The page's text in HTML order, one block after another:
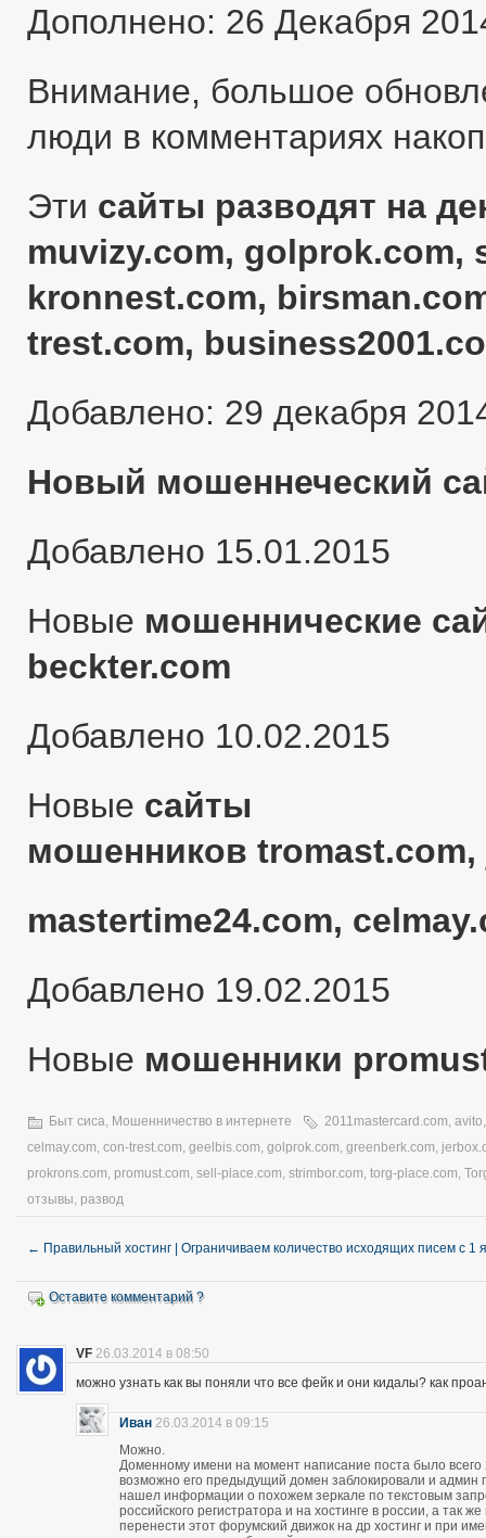
Дополнено: 26 Декабря
Внимание, большое
люди в комментариях
Эти сайты разводят на
muvizy.com, golprok.com,
kronnest.com,
trest.com,
Добавлено: 29 декабря
Новый мошеннеческий
Добавлено 15.01.2015
Новые мошеннические
beckter.com
Добавлено 10.02.2015
Новые сайты
мошенников
mastertime24.com,
Добавлено 19.02.2015
Новые мошенники
Быт сиса Мошенничество в интернете 2011mastercard.com avito
celmay.com con-trest.com geelbis.com golprok.com greenberk.com
prokrons.com promust.com sell-place.com strimbor.com torg-place.com
отзывы развод
← Правильный хостинг | Ограничиваем количество исходящих писем с 1
Оставите комментарий ?
VF 26.03.2014 в 08:50
можно узнать как вы поняли что все фейк и они кидалы? как
Иван 26.03.2014 в 09:15
Можно.
Доменному имени на момент написание поста было
возможно его предыдущий домен заблокировали и админ
нашел информации о похожем зеркале по текстовым
российского регистратора и на хостинге в россии, а
перенести этот форумский движок на др хостинг и при